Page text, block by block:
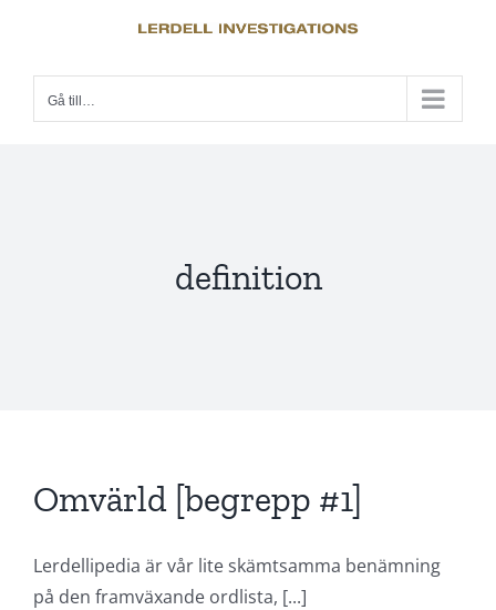
innehållet
Gå till…
definition
Omvärld [begrepp #1]
Lerdellipedia är vår lite skämtsamma benämning
på den framväxande ordlista, [...]